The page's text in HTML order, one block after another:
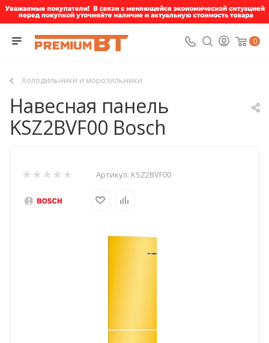
0
Холодильники и морозильники
Навесная панель
KSZ2BVF00 Bosch
Артикул: KSZ2BVF00